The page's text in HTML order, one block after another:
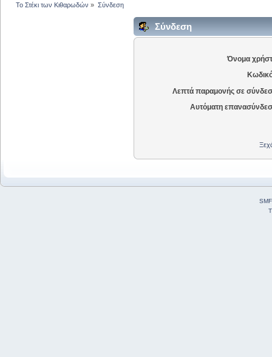
Το Στέκι των Κιθαρωδών » Σύνδεση
Σύνδεση
Όνομα
Λεπτά παραμονής σε
Αυτόματη